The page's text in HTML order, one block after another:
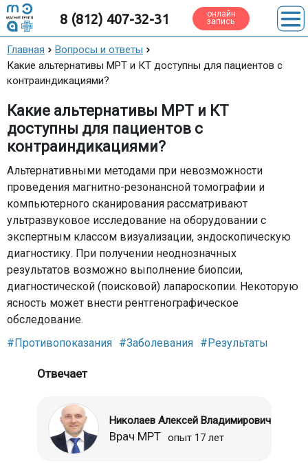
8 (812) 407-32-31 онлайн
запись
Главная
Вопросы и ответы
Какие альтернативы МРТ и КТ доступны для пациентов с
контраиндикациями?
Какие альтернативы МРТ и КТ
доступны для пациентов с
контраиндикациями?
Альтернативными методами при невозможности
проведения магнитно-резонансной томографии и
компьютерного сканирования рассматривают
ультразвуковое исследование на оборудовании с
экспертным классом визуализации, эндоскопическую
диагностику. При получении неоднозначных
результатов возможно выполнение биопсии,
диагностической (поисковой) лапароскопии. Некоторую
ясность может внести рентгенографическое
обследование.
#Противопоказания #Заболевания #Результаты
Отвечает
Николаев Алексей Владимирович
Врач МРТ опыт 17 лет